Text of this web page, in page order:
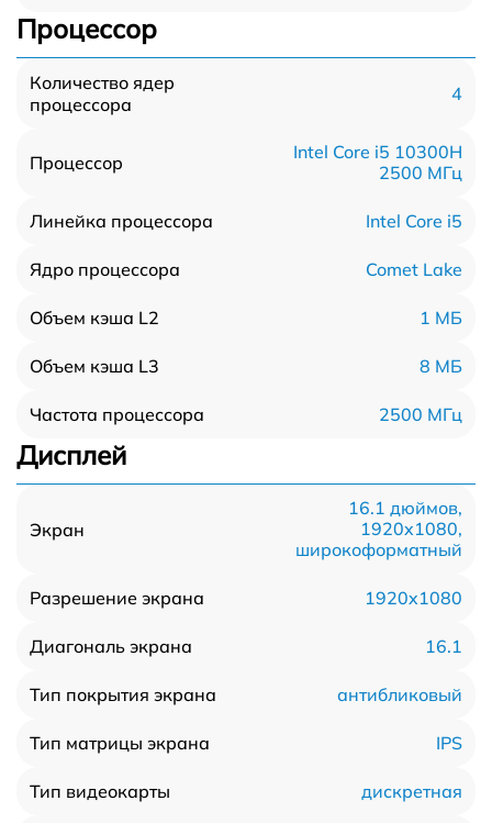
Процессор
Количество ядер
процессора
4
Процессор
Intel Core i5 10300H
2500 МГц
Линейка процессора Intel Core i5
Ядро процессора Comet Lake
Объем кэша L2 1 МБ
Объем кэша L3 8 МБ
Частота процессора 2500 МГц
Дисплей
Экран
16.1 дюймов,
1920x1080,
широкоформатный
Разрешение экрана 1920x1080
Диагональ экрана 16.1
Тип покрытия экрана антибликовый
Тип матрицы экрана IPS
Тип видеокарты дискретная